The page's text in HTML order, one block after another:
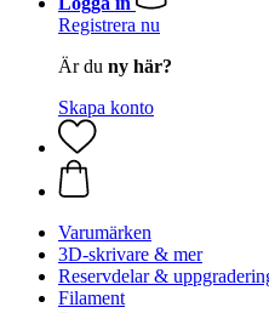
Registrera nu
Är du ny här?
Skapa konto
Varumärken
3D-skrivare & mer
Reservdelar &
Filament